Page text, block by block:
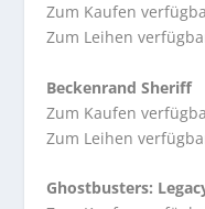
Zum Kaufen
Zum Leihen
Beckenrand Sheriff
Zum Kaufen
Zum Leihen
Ghostbusters: